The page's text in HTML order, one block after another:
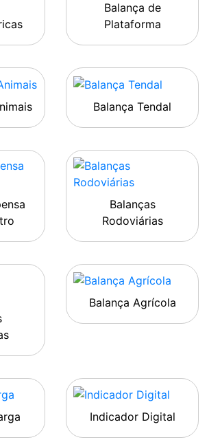
Balança de
Plataforma
Balança Tendal
Balanças
Rodoviárias
Balança Agrícola
Indicador Digital